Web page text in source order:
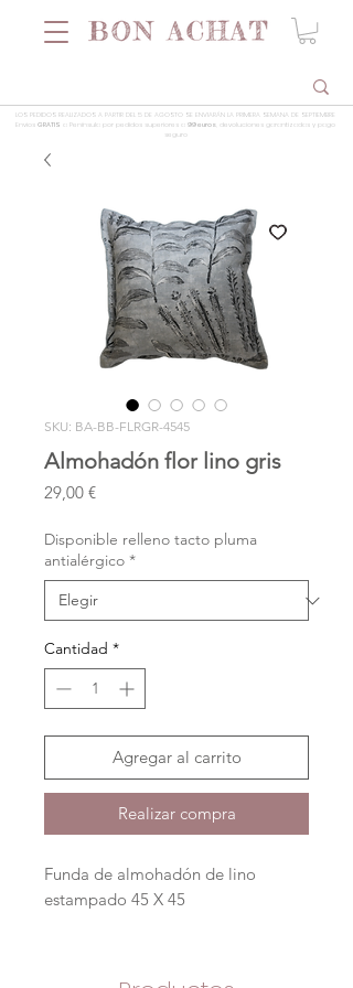
LOS PEDIDOS REALIZADOS A PARTIR DEL 5 DE AGOSTO SE ENVIARÁN LA PRIMERA SEMANA DE SEPTIEMBRE
Envios GRATIS a Península por pedidos superiores a 99 euros , devoluciones garantizadas y pago
seguro
SKU: BA-BB-FLRGR-4545
Almohadón flor lino gris
29,00 €Precio
Disponible relleno tacto pluma
antialérgico *
Cantidad *
Agregar al carrito
Realizar compra
Funda de almohadón de lino
estampado 45 X 45